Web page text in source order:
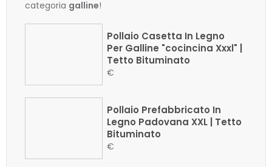
categoria galline!
Pollaio Casetta In Legno
Per Galline "cocincina Xxxl" |
Tetto Bituminato
€
Pollaio Prefabbricato In
Legno Padovana XXL | Tetto
Bituminato
€